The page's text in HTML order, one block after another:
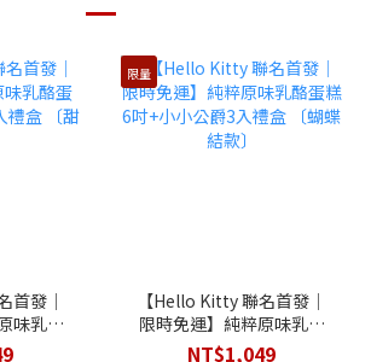
首發│
味乳酪
3入禮
限量
【Hello Kitty 聯名首發│
限時免運】純粹原味乳酪
蛋糕 6吋+小小公爵3入禮
NT$1,049